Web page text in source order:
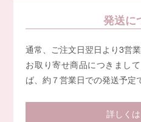
発送に
通常、ご注文日翌日より3営
お取り寄せ商品につきまし
ば、約７営業日での発送予定
詳しく